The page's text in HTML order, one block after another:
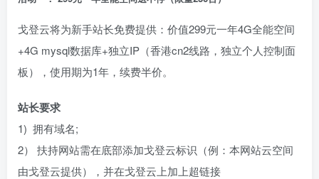
戈登云将为新手站长免费提供：价值299元一年4G全能空间
+4G mysql数据库+独立IP（香港cn2线路，独立个人控制面
板），使用期为1年，续费半价。
站长要求
1) 拥有域名;
2） 扶持网站需在底部添加戈登云标识（例：本网站云空间
由戈登云提供），并在戈登云上加上超链接